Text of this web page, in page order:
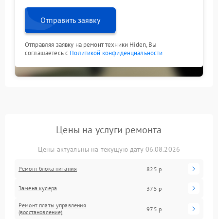
Отправить заявку
Отправляя заявку на ремонт техники Hiden, Вы
соглашаетесь с Политикой конфиденциальности
Цены на услуги ремонта
Цены актуальны на текущую дату 06.08.2026
Ремонт блока питания 825 р
Замена кулера 375 р
Ремонт платы управления
(восстановление)
975 р